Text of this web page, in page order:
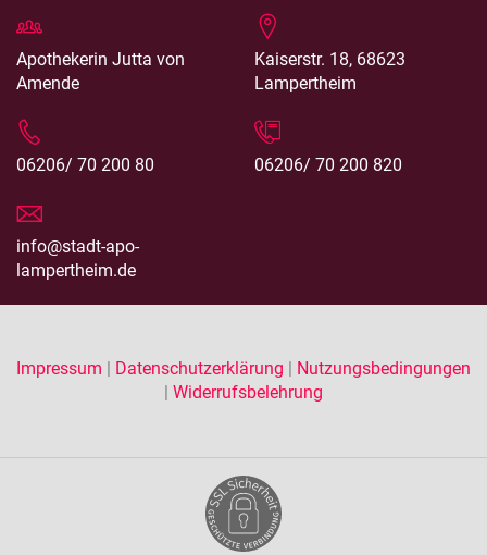
Apothekerin Jutta von
Amende
Kaiserstr. 18, 68623
Lampertheim
06206/ 70 200 80 06206/ 70 200 820
info@stadt-apo-
lampertheim.de
Impressum | Datenschutzerklärung | Nutzungsbedingungen
| Widerrufsbelehrung